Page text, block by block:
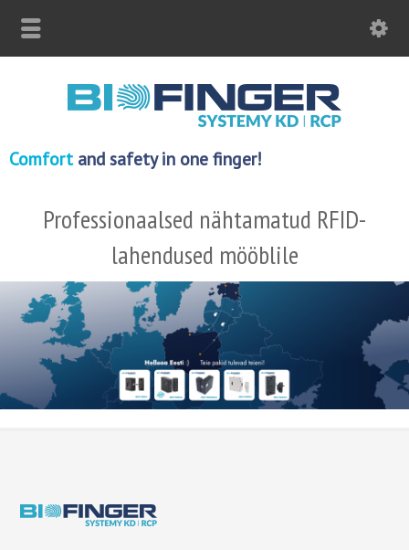
Comfortand safety in one finger!
Professionaalsed nähtamatud RFID-
lahendused mööblile